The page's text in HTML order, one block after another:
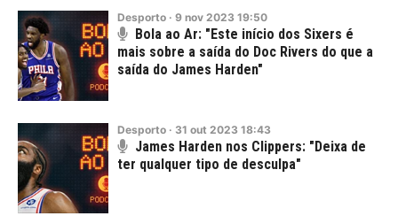
Desporto · 9 nov 2023 19:50
Bola ao Ar: "Este início dos Sixers é
mais sobre a saída do Doc Rivers do que a
saída do James Harden"
Desporto · 31 out 2023 18:43
James Harden nos Clippers: "Deixa de
ter qualquer tipo de desculpa"